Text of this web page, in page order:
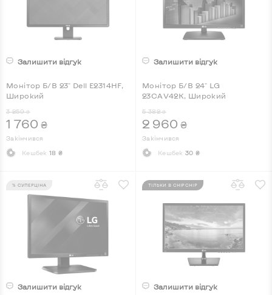
Залишити відгук
Монітор Б/В 23" Dell E2314HF,
Широкий
3 259 ₴
1 760 ₴
Закінчився
Кешбек 18 ₴
Залишити відгук
Монітор Б/В 24" LG
23CAV42K, Широкий
5 382 ₴
2 960 ₴
Закінчився
Кешбек 30 ₴
% СУПЕРЦІНА
Залишити відгук
ТІЛЬКИ В CHIPCHIP
Залишити відгук